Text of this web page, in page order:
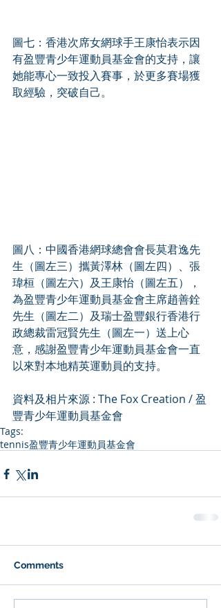
圖七：香港次席女網球手王康怡表示因
有盈豐青少年運動員基金會的支持，讓
她能專心一致投入賽事，於更多賽場獲
取經驗，突破自己。
圖八：中國香港網球總會會長莫君逸先
生（圖左三）攜黃澤林（圖左四）、張
瑋桓（圖左六）及王康怡（圖左五），
為盈豐青少年運動員基金會主席趙善銓
先生（圖左二）及瑞士盈豐銀行香港行
政總裁雷冠賢先生（圖左一）送上心
意，感謝盈豐青少年運動員基金會一直
以來對本地精英運動員的支持。
資料及相片來源 : The Fox Creation / 盈
豐青少年運動員基金會
Tags:
tennis盈豐青少年運動員基金會
Comments